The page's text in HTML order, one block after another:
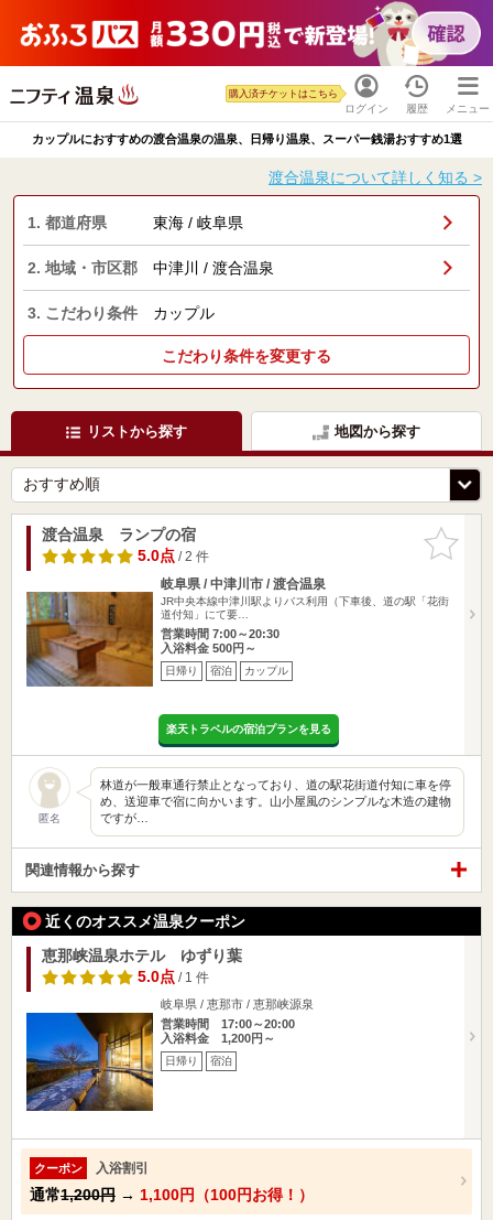
ログイン
購入済チケットはこちら
履歴 メニュー
カップルにおすすめの渡合温泉の温泉、日帰り温泉、スーパー銭湯おすすめ1選
渡合温泉について詳しく知る >
1. 都道府県 東海 / 岐阜県
2. 地域・市区郡 中津川 / 渡合温泉
3. こだわり条件 カップル
こだわり条件を変更する
リストから探す 地図から探す
お気に入
りに追加
渡合温泉 ランプの宿
5.0点/ 2 件
岐阜県 / 中津川市 / 渡合温泉
JR中央本線中津川駅よりバス利用（下車後、道の駅「花街
道付知」にて要…
営業時間 7:00～20:30
入浴料金 500円～
日帰り 宿泊 カップル
楽天トラベルの宿泊プランを見る
匿名
林道が一般車通行禁止となっており、道の駅花街道付知に車を停
め、送迎車で宿に向かいます。山小屋風のシンプルな木造の建物
ですが…
関連情報から探す
近くのオススメ温泉クーポン
恵那峡温泉ホテル ゆずり葉
5.0点/ 1 件
岐阜県 / 恵那市 / 恵那峡源泉
営業時間 17:00～20:00
入浴料金 1,200円～
日帰り 宿泊
クーポン 入浴割引
通常1,200円 → 1,100円（100円お得！）